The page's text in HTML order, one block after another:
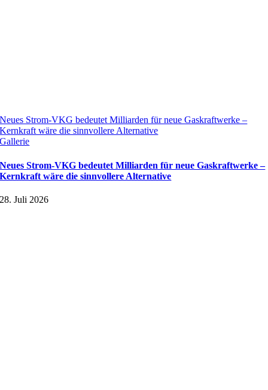
Neues Strom-VKG bedeutet Milliarden für neue Gaskraftwerke –
Kernkraft wäre die sinnvollere Alternative
Gallerie
Neues Strom-VKG bedeutet Milliarden für neue Gaskraftwerke –
Kernkraft wäre die sinnvollere Alternative
28. Juli 2026